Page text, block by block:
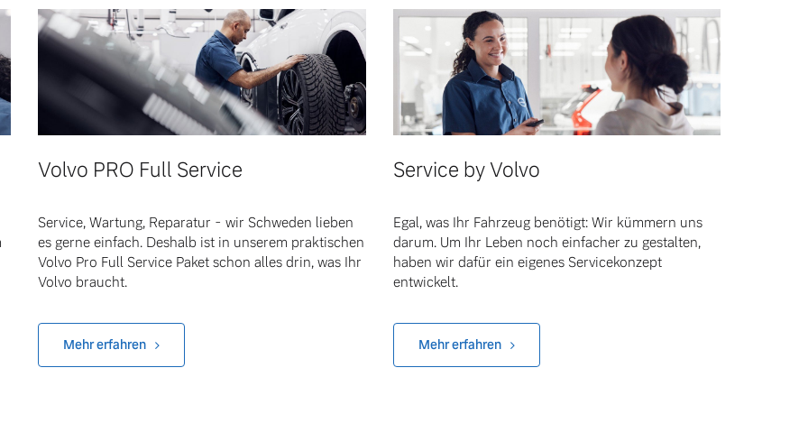
Volvo PRO Full Service
Service, Wartung, Reparatur - wir Schweden lieben
es gerne einfach. Deshalb ist in unserem praktischen
Volvo Pro Full Service Paket schon alles drin, was Ihr
Volvo braucht.
Mehr erfahren
Service by Volvo
Egal, was Ihr Fahrzeug benötigt: Wir kümmern uns
darum. Um Ihr Leben noch einfacher zu gestalten,
haben wir dafür ein eigenes Servicekonzept
entwickelt.
Mehr erfahren